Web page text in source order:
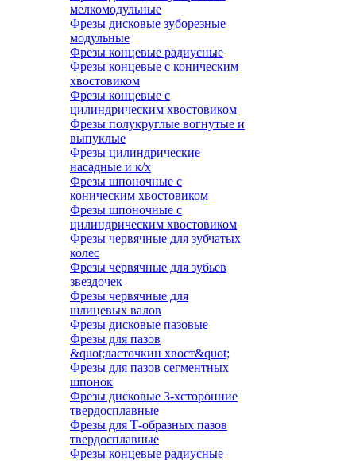
мелкомодульные
Фрезы дисковые зуборезные
модульные
Фрезы концевые радиусные
Фрезы концевые с коническим
хвостовиком
Фрезы концевые с
цилиндрическим хвостовиком
Фрезы полукруглые вогнутые и
выпуклые
Фрезы цилиндрические
насадные и к/х
Фрезы шпоночные с
коническим хвостовиком
Фрезы шпоночные с
цилиндрическим хвостовиком
Фрезы червячные для зубчатых
колес
Фрезы червячные для зубьев
звездочек
Фрезы червячные для
шлицевых валов
Фрезы дисковые пазовые
Фрезы для пазов
&quot;ласточкин хвост&quot;
Фрезы для пазов сегментных
шпонок
Фрезы дисковые 3-хсторонние
твердосплавные
Фрезы для Т-образных пазов
твердосплавные
Фрезы концевые радиусные